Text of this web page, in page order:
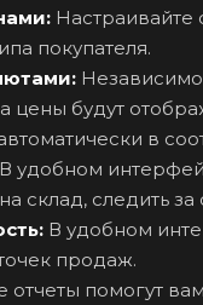
покупателя.
Независимо
цены будут
в
В удобном
склад, следить
В удобном
продаж.
отчеты помогут